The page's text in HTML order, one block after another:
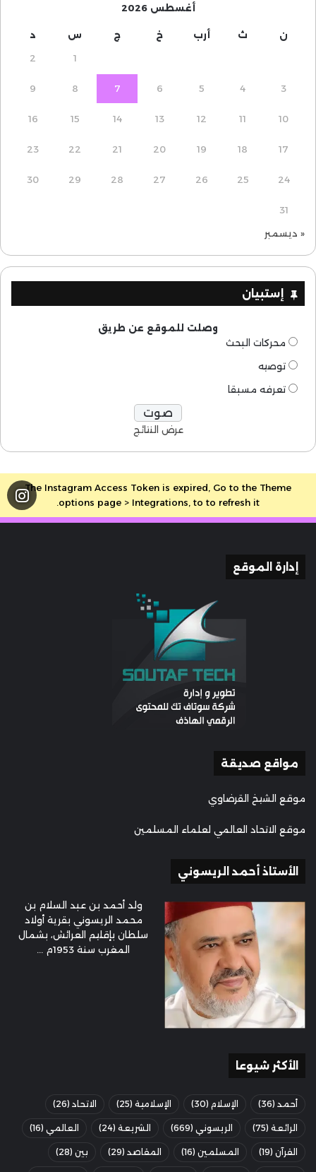
أغسطس 2026
ن ث أرب خ ج س د
1
2
3
4
5
6
7
8
9
10
11
12
13
14
15
16
17
18
19
20
21
22
23
24
25
26
27
28
29
30
31
« ديسمبر
إستبيان
وصلت للموقع عن طريق
محركات البحث
توصيه
تعرفه مسبقا
عرض النتائج
The Instagram Access Token is expired, Go to the Theme
options page > Integrations, to to refresh it.
إدارة الموقع
مواقع صديقة
موقع الشيخ القرضاوي
موقع الاتحاد العالمي لعلماء المسلمين
الأستاذ أحمد الريسوني
ولد أحمد بن عبد السلام بن
محمد الريسوني بقرية أولاد
سلطان بإقليم العرائش، بشمال
المغرب سنة 1953م ...
الأكثر شيوعا
أحمد (36) الإسلام (30) الإسلامية (25) الاتحاد (26)
الرائعة (75) الريسوني (669) الشريعة (24) العالمي (16)
القرآن (19) المسلمين (16) المقاصد (29) بين (28)